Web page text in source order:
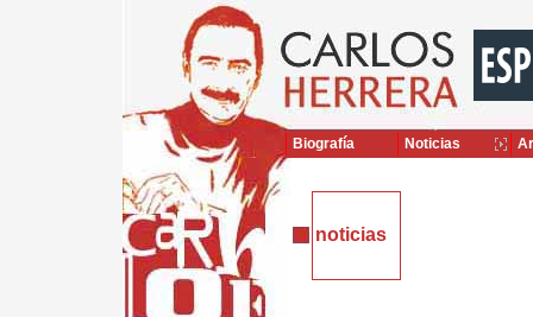
noticias
Biografía Noticias